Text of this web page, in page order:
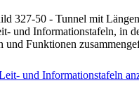
327-50 - Tunnel mit
und Informationstafeln, in
und Funktionen
und Informationstafeln